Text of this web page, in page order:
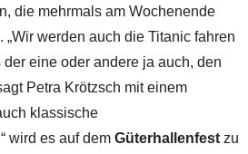
die mehrmals am Wochenende
werden auch die Titanic fahren
eine oder andere ja auch, den
Petra Krötzsch mit einem
klassische
wird es auf dem Güterhallenfest zu